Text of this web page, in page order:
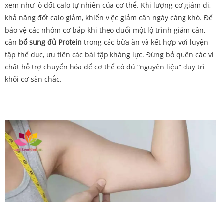
xem như lò đốt calo tự nhiên của cơ thể. Khi lượng cơ giảm đi,
khả năng đốt calo giảm, khiến việc giảm cân ngày càng khó. Để
bảo vệ các nhóm cơ bắp khi theo đuổi một lộ trình giảm cân,
cần bổ sung đủ Protein trong các bữa ăn và kết hợp với luyện
tập thể dục, ưu tiên các bài tập kháng lực. Đừng bỏ quên các vi
chất hỗ trợ chuyển hóa để cơ thể có đủ “nguyên liệu” duy trì
khối cơ săn chắc.